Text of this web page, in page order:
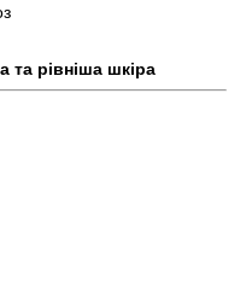
та рівніша шкіра